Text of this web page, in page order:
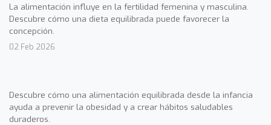
La alimentación influye en la fertilidad femenina y masculina.
Descubre cómo una dieta equilibrada puede favorecer la
concepción.
02 Feb 2026
Descubre cómo una alimentación equilibrada desde la infancia
ayuda a prevenir la obesidad y a crear hábitos saludables
duraderos.